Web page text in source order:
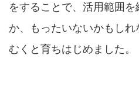
をすることで、活用範囲
か、もったいないかもしれ
むくと育ちはじめました。